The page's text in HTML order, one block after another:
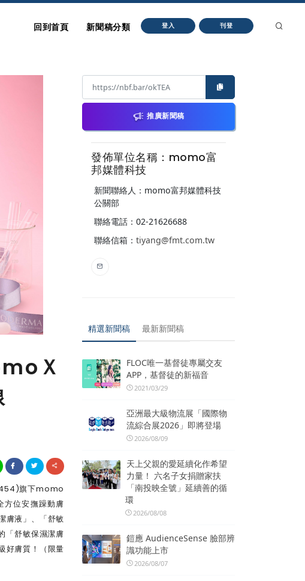
回到首頁 新聞稿分類 登入 刊登
Ｘ
旗下momo
方位安撫躁動膚
膚液」、「舒敏
「舒敏保濕潔膚
好膚質！（限量
推廣新聞稿
發佈單位名稱：momo富
邦媒體科技
新聞聯絡人：momo富邦媒體科技
公關部
聯絡電話：02-21626688
聯絡信箱： tiyang@fmt.com.tw
精選新聞稿 最新新聞稿
FLOC唯一基督徒專屬交友
APP，基督徒的新福音
2021/03/29
亞洲最大級物流展「國際物
流綜合展2026」即將登場
2026/08/09
天上父親的愛延續化作希望
力量！ 六名子女捐贈家扶
「南投映全號」延續善的循
環
2026/08/08
鎧應 AudienceSense 臉部辨
識功能上市
2026/08/07